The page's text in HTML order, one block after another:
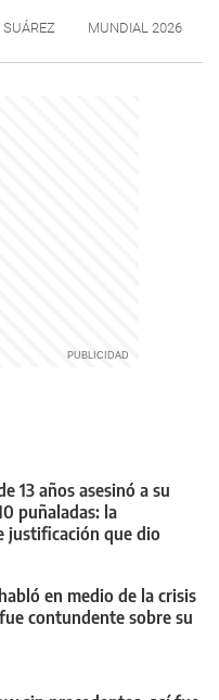
SUÁREZ MUNDIAL 2026
13 años asesinó a su
puñaladas: la
justificación que dio
en medio de la crisis
contundente sobre su